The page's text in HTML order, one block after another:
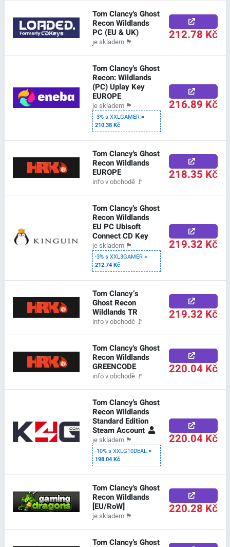
Tom Clancy's Ghost
Recon Wildlands
PC (EU & UK)
je skladem 🏴 212.78 Kč
Tom Clancy's Ghost
Recon: Wildlands
(PC) Uplay Key
EUROPE
je skladem 🏴
-3% s XXLGAMER =
210.38 Kč
216.89 Kč
Tom Clancy's Ghost
Recon Wildlands
EUROPE
info v obchodě 🚩 218.35 Kč
Tom Clancy's Ghost
Recon Wildlands
EU PC Ubisoft
Connect CD Key
je skladem 🏴
-3% s XXL3GAMER =
212.74 Kč
219.32 Kč
Tom Clancy’s
Ghost Recon
Wildlands TR
info v obchodě 🚩 219.32 Kč
Tom Clancy's Ghost
Recon Wildlands
GREENCODE
info v obchodě 🚩 220.04 Kč
Tom Clancy's Ghost
Recon Wildlands
Standard Edition
Steam Account
je skladem 🏴
-10% s XXLG10DEAL =
198.04 Kč
220.04 Kč
Tom Clancy's Ghost
Recon Wildlands
[EU/RoW]
je skladem 🏴 220.28 Kč
Tom Clancy's Ghost